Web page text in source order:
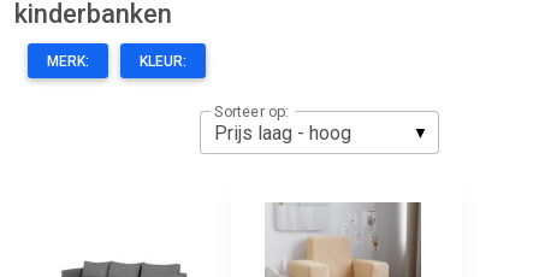
kinderbanken
MERK: KLEUR:
Sorteer op: